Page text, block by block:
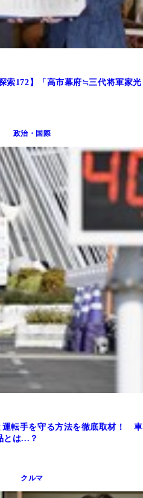
索172】「高市幕府≒三代将軍家光
政治・国際
運転手を守る方法を徹底取材！ 車
は...？
クルマ